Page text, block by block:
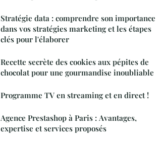
Stratégie data : comprendre son importance
dans vos stratégies marketing et les étapes
clés pour l'élaborer
Recette secrète des cookies aux pépites de
chocolat pour une gourmandise inoubliable
Programme TV en streaming et en direct !
Agence Prestashop à Paris : Avantages,
expertise et services proposés